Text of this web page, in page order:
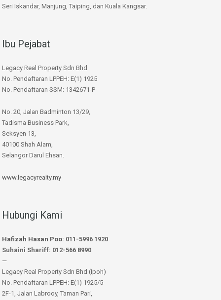
Seri Iskandar, Manjung, Taiping, dan Kuala Kangsar.
Ibu Pejabat
Legacy Real Property Sdn Bhd
No. Pendaftaran LPPEH: E(1) 1925
No. Pendaftaran SSM: 1342671-P
No. 20, Jalan Badminton 13/29,
Tadisma Business Park,
Seksyen 13,
40100 Shah Alam,
Selangor Darul Ehsan.
www.legacyrealty.my
Hubungi Kami
Hafizah Hasan Poo: 011-5996 1920
Suhaini Shariff: 012-566 8990
—
Legacy Real Property Sdn Bhd (Ipoh)
No. Pendaftaran LPPEH: E(1) 1925/5
2F-1, Jalan Labrooy, Taman Pari,